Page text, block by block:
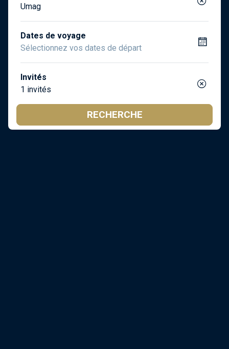
Umag
Dates de voyage
Invités
1 invités
RECHERCHE